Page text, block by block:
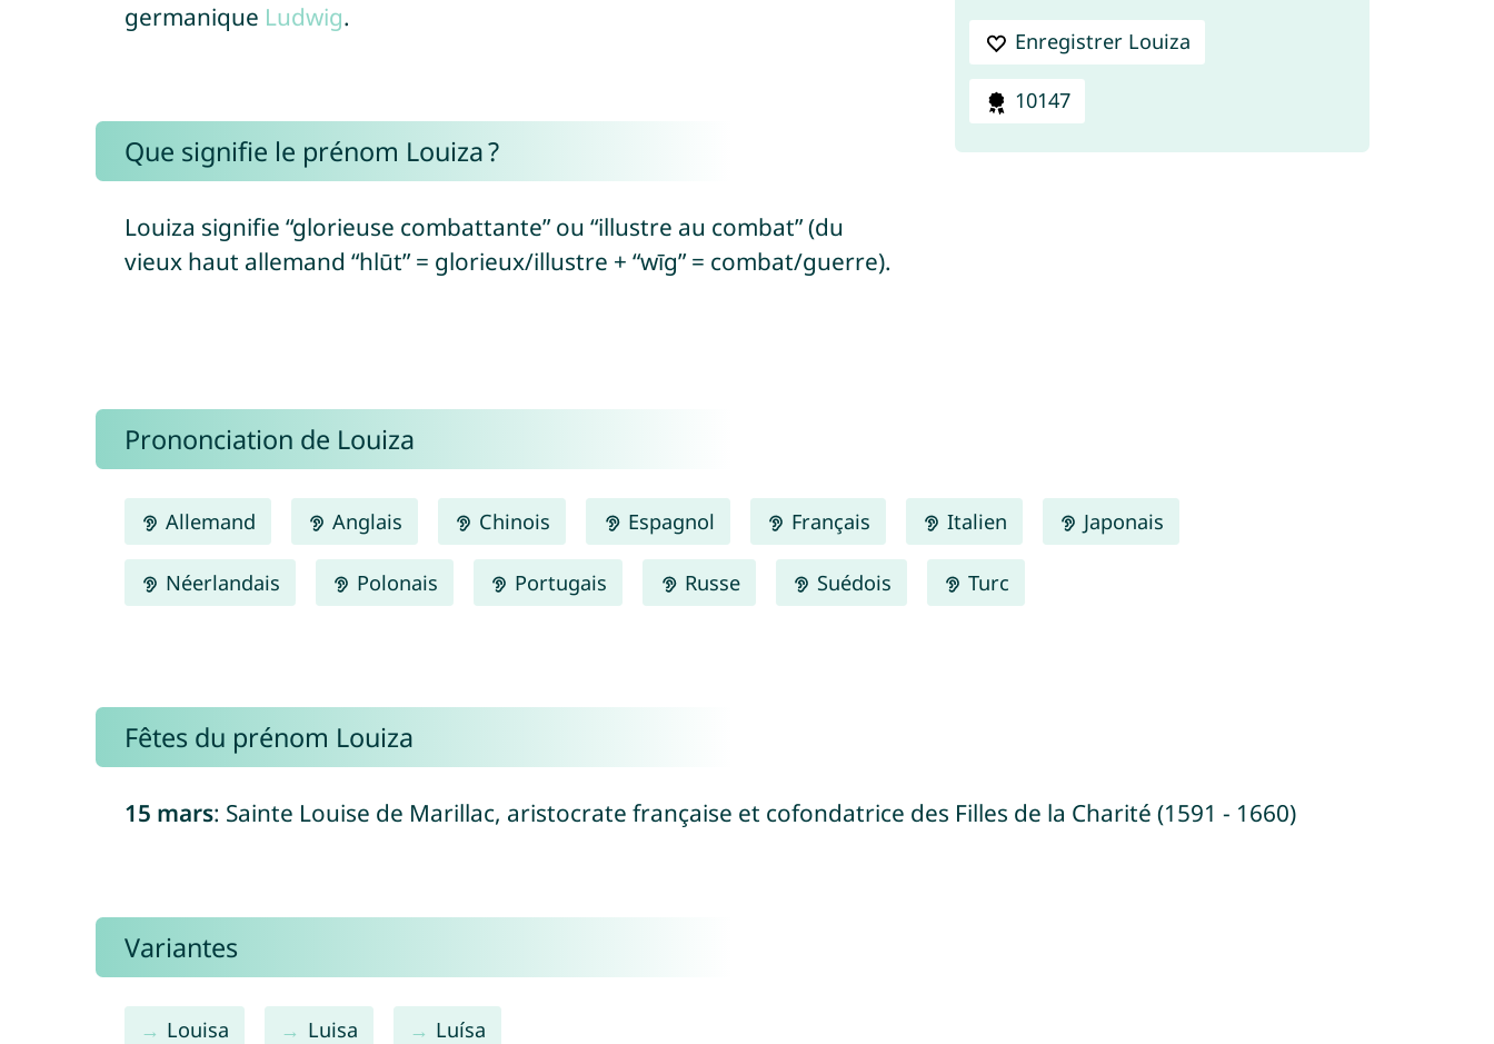
Enregistrer Louiza
10147
germanique Ludwig.
Que signifie le prénom Louiza ?
Louiza signifie “glorieuse combattante” ou “illustre au combat” (du
vieux haut allemand “hlūt” = glorieux/illustre + “wīg” = combat/guerre).
Prononciation de Louiza
Allemand Anglais Chinois Espagnol Français Italien Japonais
Néerlandais Polonais Portugais Russe Suédois Turc
Fêtes du prénom Louiza
15 mars: Sainte Louise de Marillac, aristocrate française et cofondatrice des Filles de la Charité (1591 - 1660)
Variantes
Louisa Luisa Luísa